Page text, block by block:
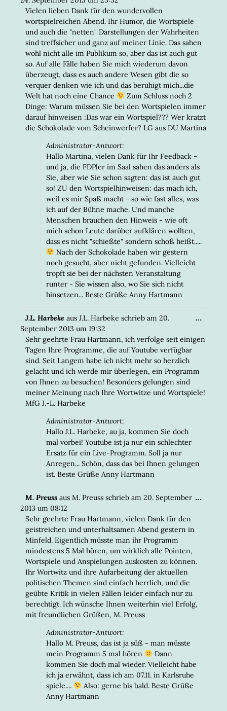
Vielen lieben Dank für den wundervollen
wortspielreichen Abend. Ihr Humor, die Wortspiele
und auch die "netten" Darstellungen der Wahrheiten
sind treffsicher und ganz auf meiner Linie. Das sahen
wohl nicht alle im Publikum so, aber das ist auch gut
so. Auf alle Fälle haben Sie mich wiederum davon
überzeugt, dass es auch andere Wesen gibt die so
verquer denken wie ich und das beruhigt mich...die
Welt hat noch eine Chance
Zum Schluss noch 2
Dinge: Warum müssen Sie bei den Wortspielen immer
darauf hinweisen :Das war ein Wortspiel??? Wer kratzt
die Schokolade vom Scheinwerfer? LG aus DU Martina
Administrator-Antwort:
Hallo Martina, vielen Dank für Ihr Feedback -
und ja, die FDPler im Saal sahen das anders als
Sie, aber wie Sie schon sagten: das ist auch gut
so! ZU den Wortspielhinweisen: das mach ich,
weil es mir Spaß macht - so wie fast alles, was
ich auf der Bühne mache. Und manche
Menschen brauchen den Hinweis - wie oft
mich schon Leute darüber aufklären wollten,
dass es nicht "schießte" sondern schoß heißt.....
Nach der Schokolade haben wir gestern
noch gesucht, aber nicht gefunden. Vielleicht
tropft sie bei der nächsten Veranstaltung
runter - Sie wissen also, wo Sie sich nicht
hinsetzen... Beste Grüße Anny Hartmann
J.L. Harbeke aus J.L. Harbeke schrieb am 20.
September 2013 um 19:32
Sehr geehrte Frau Hartmann, ich verfolge seit einigen
Tagen Ihre Programme, die auf Youtube verfügbar
sind. Seit Langem habe ich nicht mehr so herzlich
gelacht und ich werde mir überlegen, ein Programm
von Ihnen zu besuchen! Besonders gelungen sind
meiner Meinung nach Ihre Wortwitze und Wortspiele!
MfG J.-L. Harbeke
Administrator-Antwort:
Hallo J.L. Harbeke, au ja, kommen Sie doch
mal vorbei! Youtube ist ja nur ein schlechter
Ersatz für ein Live-Programm. Soll ja nur
Anregen... Schön, dass das bei Ihnen gelungen
ist. Beste Grüße Anny Hartmann
...DIESE
EIN-/
M. Preuss aus M. Preuss schrieb am 20. September
2013 um 08:12
Sehr geehrte Frau Hartmann, vielen Dank für den
geistreichen und unterhaltsamen Abend gestern in
Minfeld. Eigentlich müsste man ihr Programm
mindestens 5 Mal hören, um wirklich alle Pointen,
Wortspiele und Anspielungen auskosten zu können.
Ihr Wortwitz und ihre Aufarbeitung der aktuellen
politischen Themen sind einfach herrlich, und die
geübte Kritik in vielen Fällen leider einfach nur zu
berechtigt. Ich wünsche Ihnen weiterhin viel Erfolg,
mit freundlichen Grüßen, M. Preuss
Administrator-Antwort:
Hallo M. Preuss, das ist ja süß - man müsste
mein Programm 5 mal hören
Dann
kommen Sie doch mal wieder. Vielleicht habe
ich ja erwähnt, dass ich am 07.11. in Karlsruhe
spiele....
Also: gerne bis bald. Beste Grüße
Anny Hartmann
...DIESE